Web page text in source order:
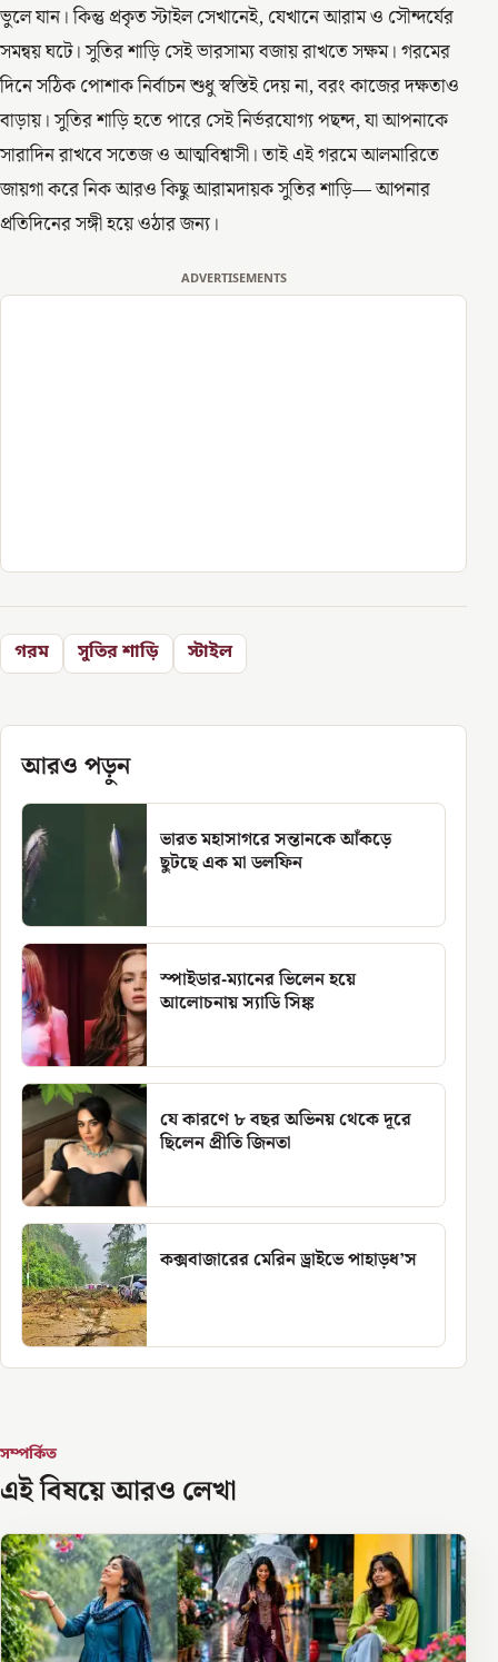
ভুলে যান। কিন্তু প্রকৃত স্টাইল সেখানেই, যেখানে আরাম ও সৌন্দর্যের
সমন্বয় ঘটে। সুতির শাড়ি সেই ভারসাম্য বজায় রাখতে সক্ষম। গরমের
দিনে সঠিক পোশাক নির্বাচন শুধু স্বস্তিই দেয় না, বরং কাজের দক্ষতাও
বাড়ায়। সুতির শাড়ি হতে পারে সেই নির্ভরযোগ্য পছন্দ, যা আপনাকে
সারাদিন রাখবে সতেজ ও আত্মবিশ্বাসী। তাই এই গরমে আলমারিতে
জায়গা করে নিক আরও কিছু আরামদায়ক সুতির শাড়ি— আপনার
প্রতিদিনের সঙ্গী হয়ে ওঠার জন্য।
ADVERTISEMENTS
গরম সুতির শাড়ি স্টাইল
আরও পড়ুন
ভারত মহাসাগরে সন্তানকে আঁকড়ে
ছুটছে এক মা ডলফিন
স্পাইডার-ম্যানের ভিলেন হয়ে
আলোচনায় স্যাডি সিঙ্ক
যে কারণে ৮ বছর অভিনয় থেকে দূরে
ছিলেন প্রীতি জিনতা
কক্সবাজারের মেরিন ড্রাইভে পাহাড়ধ’স
সম্পর্কিত
এই বিষয়ে আরও লেখা